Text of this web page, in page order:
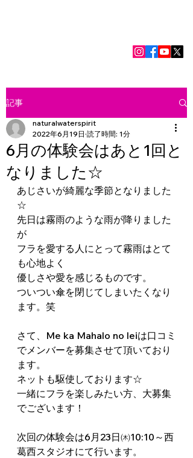
記事
6月の体験会はあと1回と
なりました☆
naturalwaterspirit
2022年6月19日 読了時間: 1分
あじさいが綺麗な季節となりました
☆
先日は霧雨のような雨が降りました
が
フラを愛する人にとって霧雨はとて
も心地よく
優しさや愛を感じるものです。
ついつい傘を閉じてしまいたくなり
ます。笑
さて、Me ka Mahalo no leiは口コミ
でメンバーを募集させて頂いており
ます。
ネットも駆使しております☆
一緒にフラを楽しみたい方、大募集
でございます！
次回の体験会は6月23日㈭10:10～西
葛西スタジオにて行います。